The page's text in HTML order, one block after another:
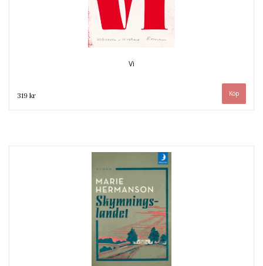
Vi
319 kr